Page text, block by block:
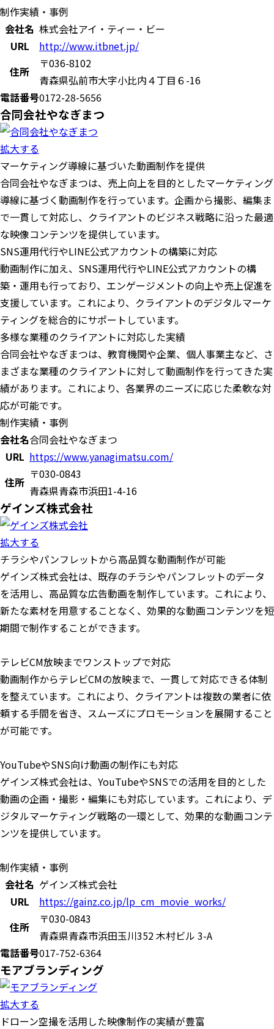
制作実績・事例
会社名 株式会社アイ・ティー・ビー
URL
http://www.itbnet.jp/
住所
〒036-8102
青森県弘前市大字小比内４丁目６-16
電話番号0172-28-5656
合同会社やなぎまつ
拡大する
マーケティング導線に基づいた動画制作を提供
合同会社やなぎまつは、売上向上を目的としたマーケティング
導線に基づく動画制作を行っています。企画から撮影、編集ま
で一貫して対応し、クライアントのビジネス戦略に沿った最適
な映像コンテンツを提供しています。
SNS運用代行やLINE公式アカウントの構築に対応
動画制作に加え、SNS運用代行やLINE公式アカウントの構
築・運用も行っており、エンゲージメントの向上や売上促進を
支援しています。これにより、クライアントのデジタルマーケ
ティングを総合的にサポートしています。
多様な業種のクライアントに対応した実績
合同会社やなぎまつは、教育機関や企業、個人事業主など、さ
まざまな業種のクライアントに対して動画制作を行ってきた実
績があります。これにより、各業界のニーズに応じた柔軟な対
応が可能です。
制作実績・事例
会社名合同会社やなぎまつ
URL https://www.yanagimatsu.com/
住所
〒030-0843
青森県青森市浜田1-4-16
ゲインズ株式会社
拡大する
チラシやパンフレットから高品質な動画制作が可能
ゲインズ株式会社は、既存のチラシやパンフレットのデータ
を活用し、高品質な広告動画を制作しています。これにより、
新たな素材を用意することなく、効果的な動画コンテンツを短
期間で制作することができます。
テレビCM放映までワンストップで対応
動画制作からテレビCMの放映まで、一貫して対応できる体制
を整えています。これにより、クライアントは複数の業者に依
頼する手間を省き、スムーズにプロモーションを展開すること
が可能です。
YouTubeやSNS向け動画の制作にも対応
ゲインズ株式会社は、YouTubeやSNSでの活用を目的とした
動画の企画・撮影・編集にも対応しています。これにより、デ
ジタルマーケティング戦略の一環として、効果的な動画コンテ
ンツを提供しています。
制作実績・事例
会社名 ゲインズ株式会社
URL
https://gainz.co.jp/lp_cm_movie_works/
住所
〒030-0843
青森県青森市浜田玉川352 木村ビル 3-A
電話番号017-752-6364
モアブランディング
拡大する
ドローン空撮を活用した映像制作の実績が豊富